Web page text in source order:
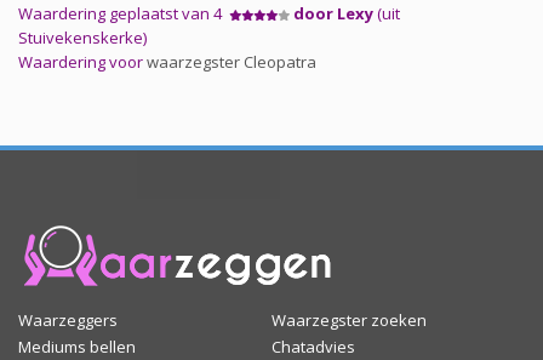
Waardering geplaatst van 4 door Lexy(uit
Stuivekenskerke)
Waardering voorwaarzegster Cleopatra
Waarzeggers
Waarzegster zoeken
Mediums bellen
Chatadvies